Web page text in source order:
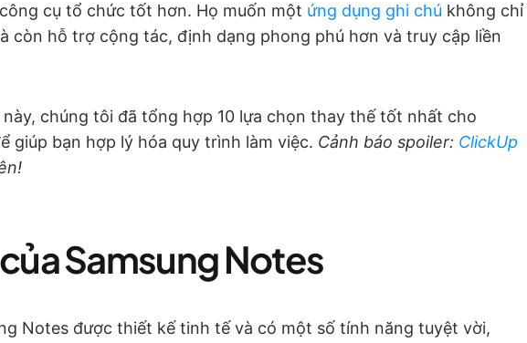
cụ tổ chức tốt hơn. Họ muốn một ứng dụng ghi chú không chỉ
còn hỗ trợ cộng tác, định dạng phong phú hơn và truy cập liền
chúng tôi đã tổng hợp 10 lựa chọn thay thế tốt nhất cho
giúp bạn hợp lý hóa quy trình làm việc. Cảnh báo spoiler: ClickUp
Samsung Notes
Notes được thiết kế tinh tế và có một số tính năng tuyệt vời,